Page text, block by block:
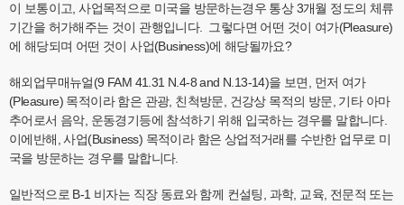
이 보통이고, 사업목적으로 미국을 방문하는경우 통상 3개월 정도의 체류
기간을 허가해주는 것이 관행입니다. 그렇다면 어떤 것이 여가(Pleasure)
에 해당되며 어떤 것이 사업(Business)에 해당될까요?
해외업무매뉴얼(9 FAM 41.31 N.4-8 and N.13-14)을 보면, 먼저 여가
(Pleasure) 목적이라 함은 관광, 친척방문, 건강상 목적의 방문, 기타 아마
추어로서 음악, 운동경기등에 참석하기 위해 입국하는 경우를 말합니다.
이에반해, 사업(Business) 목적이라 함은 상업적거래를 수반한 업무로 미
국을 방문하는 경우를 말합니다.
일반적으로 B-1 비자는 직장 동료와 함께 컨설팅, 과학, 교육, 전문적 또는